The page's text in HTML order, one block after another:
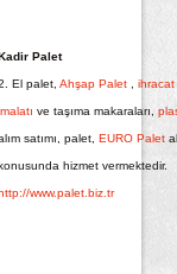
Palet
El palet, Ahşap Palet, ihracat
ve taşıma makaraları,
satımı, palet, EURO Palet
hizmet vermektedir.
www.palet.biz.tr